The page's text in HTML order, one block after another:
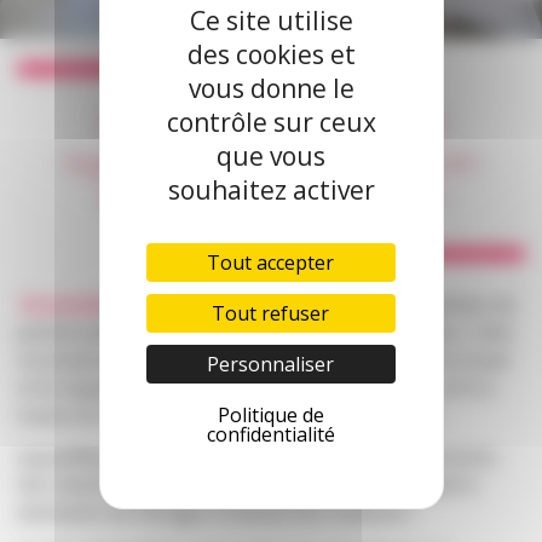
Freha a dépassé les 500
logements gérés et loués en
Intermédiation locative !
18 novembre 2020 —
Depuis 2007, Freha est un opérateur de
premier plan de l’intermédiation locative en Île-de-France. Cette
reconnaissance des partenaires publics et privés dans le travail
et les équipes de Freha s’est encore renforcée depuis 2019 à
travers les dispositifs « Louez Solidaire » et « Solibail ».
fiers d’avoir intégré plus de 500 logements à ce dispositif à
destination de ménages à revenus très modestes !
Ce site utilise
des cookies et
vous donne le
contrôle sur ceux
que vous
souhaitez activer
Tout accepter
Tout refuser
Personnaliser
Politique de
confidentialité